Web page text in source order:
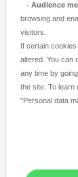
Blog
FAQ
À PROPOS
Notre
- Audience
browsing and
visitors.
If certain
altered. You can
any time by
the site. To learn
"Personal data